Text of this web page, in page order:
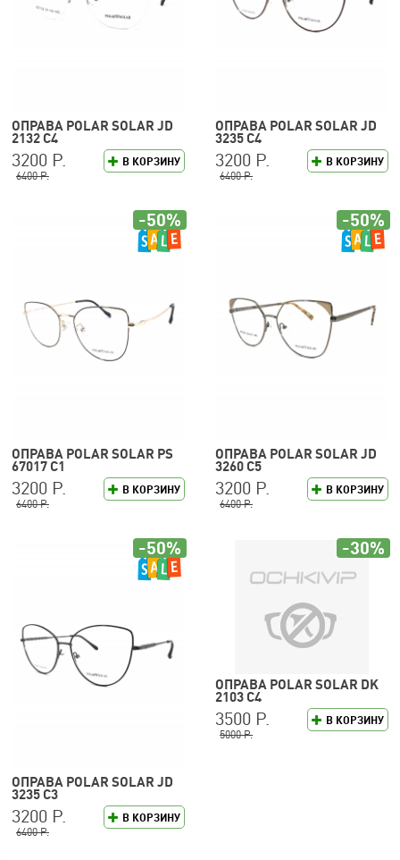
ОПРАВА POLAR SOLAR JD
2132 C4
В КОРЗИНУ
3200 Р.
6400 Р.
ОПРАВА POLAR SOLAR JD
3235 C4
В КОРЗИНУ
3200 Р.
6400 Р.
ОПРАВА POLAR SOLAR PS
67017 C1
В КОРЗИНУ
3200 Р.
6400 Р.
-50%
ОПРАВА POLAR SOLAR JD
3260 C5
В КОРЗИНУ
3200 Р.
6400 Р.
-50%
ОПРАВА POLAR SOLAR JD
3235 C3
В КОРЗИНУ
3200 Р.
6400 Р.
-50%
ОПРАВА POLAR SOLAR DK
2103 C4
В КОРЗИНУ
3500 Р.
5000 Р.
-30%